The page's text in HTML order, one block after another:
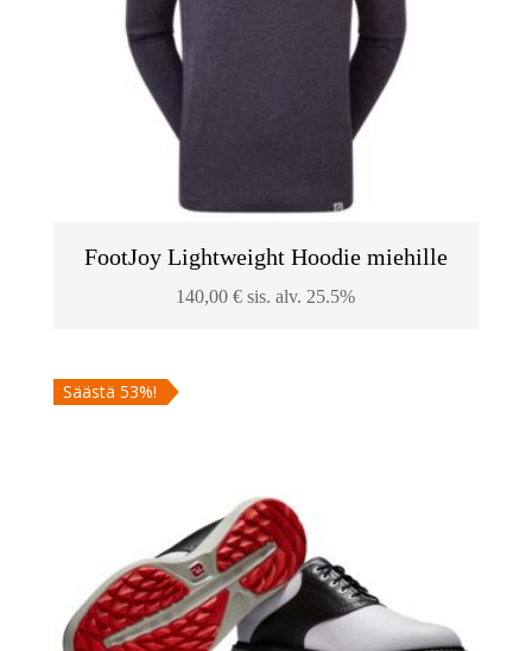
FootJoy Lightweight Hoodie miehille
140,00€ sis. alv. 25.5%
Säästä 53%!